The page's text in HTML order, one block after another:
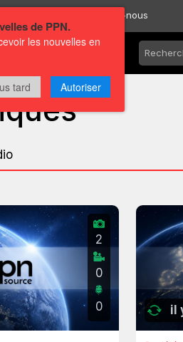
Contactez-nous
2
0
0 il
de PPN.
les nouvelles en
tard Autoriser